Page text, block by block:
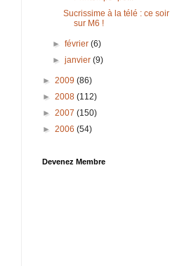
Sucrissime à la télé : ce soir
sur M6 !
►février(6)
►janvier(9)
► 2009 (86)
► 2008 (112)
► 2007 (150)
► 2006 (54)
Devenez Membre